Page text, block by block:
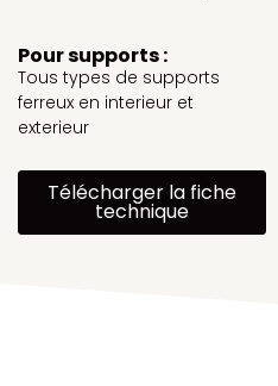
Pour supports :
Tous types de supports
ferreux en interieur et
exterieur
Télécharger la fiche
technique